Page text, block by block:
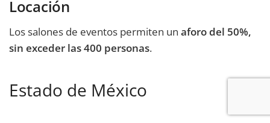
Locación
Los salones de eventos permiten un aforo del 50%,
sin exceder las 400 personas.
Estado de México